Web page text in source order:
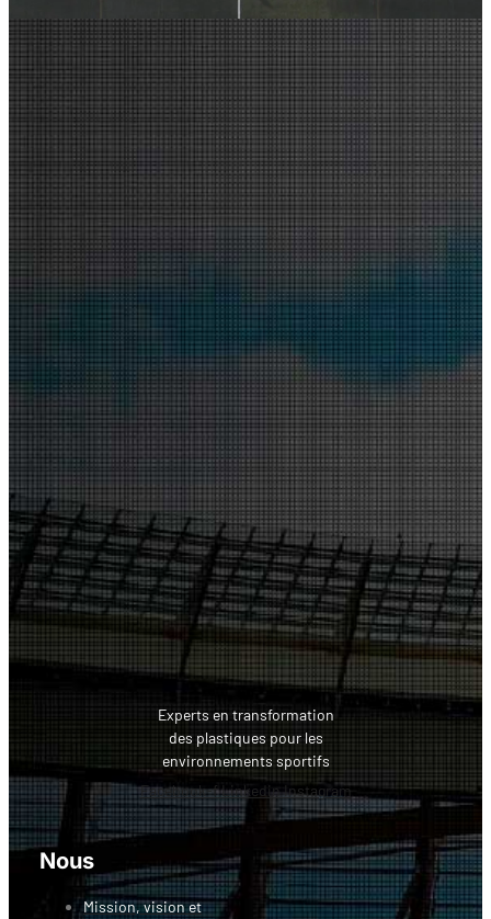
Experts en transformation
des plastiques pour les
environnements sportifs
Facebook-fLinkedinInstagram
Nous
Mission, vision et